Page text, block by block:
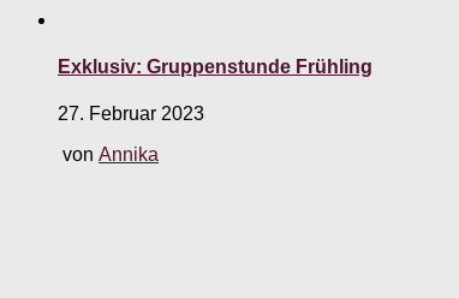
Exklusiv: Gruppenstunde Frühling
27. Februar 2023
von Annika